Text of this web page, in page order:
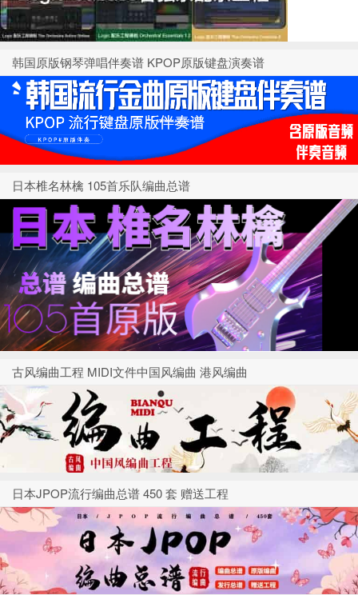
韩国原版钢琴弹唱伴奏谱 KPOP原版键盘演奏谱
日本椎名林檎 105首乐队编曲总谱
古风编曲工程 MIDI文件中国风编曲 港风编曲
日本JPOP流行编曲总谱 450 套 赠送工程